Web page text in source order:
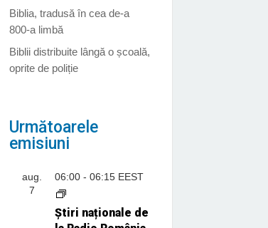
Biblia, tradusă în cea de-a
800-a limbă
Biblii distribuite lângă o școală,
oprite de poliție
Următoarele
emisiuni
aug.
7
06:00- 06:15 EEST
Știri naționale de